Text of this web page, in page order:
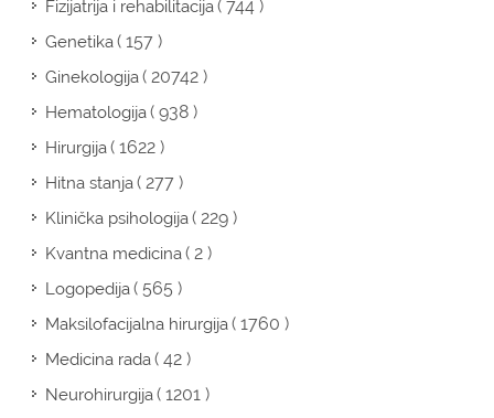
Fizijatrija i rehabilitacija( 744 )
Genetika( 157 )
Ginekologija( 20742 )
Hematologija( 938 )
Hirurgija( 1622 )
Hitna stanja( 277 )
Klinička psihologija( 229 )
Kvantna medicina( 2 )
Logopedija( 565 )
Maksilofacijalna hirurgija( 1760 )
Medicina rada( 42 )
Neurohirurgija( 1201 )